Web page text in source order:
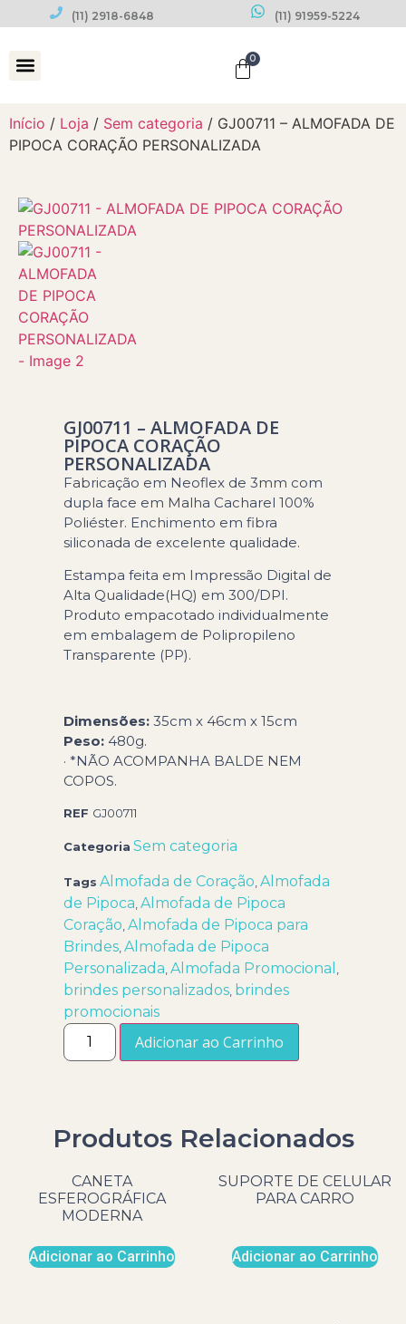
(11) 2918-6848 (11) 91959-5224
0
Início / Loja / Sem categoria / GJ00711 – ALMOFADA DE
PIPOCA CORAÇÃO PERSONALIZADA
GJ00711 – ALMOFADA DE
PIPOCA CORAÇÃO
PERSONALIZADA
Fabricação em Neoflex de 3mm com
dupla face em Malha Cacharel 100%
Poliéster. Enchimento em fibra
siliconada de excelente qualidade.
Estampa feita em Impressão Digital de
Alta Qualidade(HQ) em 300/DPI.
Produto empacotado individualmente
em embalagem de Polipropileno
Transparente (PP).
Dimensões: 35cm x 46cm x 15cm
Peso: 480g.
· *NÃO ACOMPANHA BALDE NEM
COPOS.
REF GJ00711
Categoria Sem categoria
Tags Almofada de Coração ,Almofada
de Pipoca ,Almofada de Pipoca
Coração ,Almofada de Pipoca para
Brindes ,Almofada de Pipoca
Personalizada ,Almofada Promocional
brindes personalizados brindes
promocionais
Adicionar ao Carrinho
Produtos Relacionados
CANETA
ESFEROGRÁFICA
MODERNA
Adicionar ao Carrinho
SUPORTE DE CELULAR
PARA CARRO
Adicionar ao Carrinho